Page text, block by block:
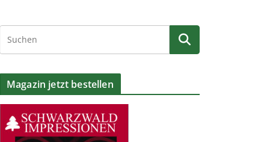
Magazin jetzt bestellen